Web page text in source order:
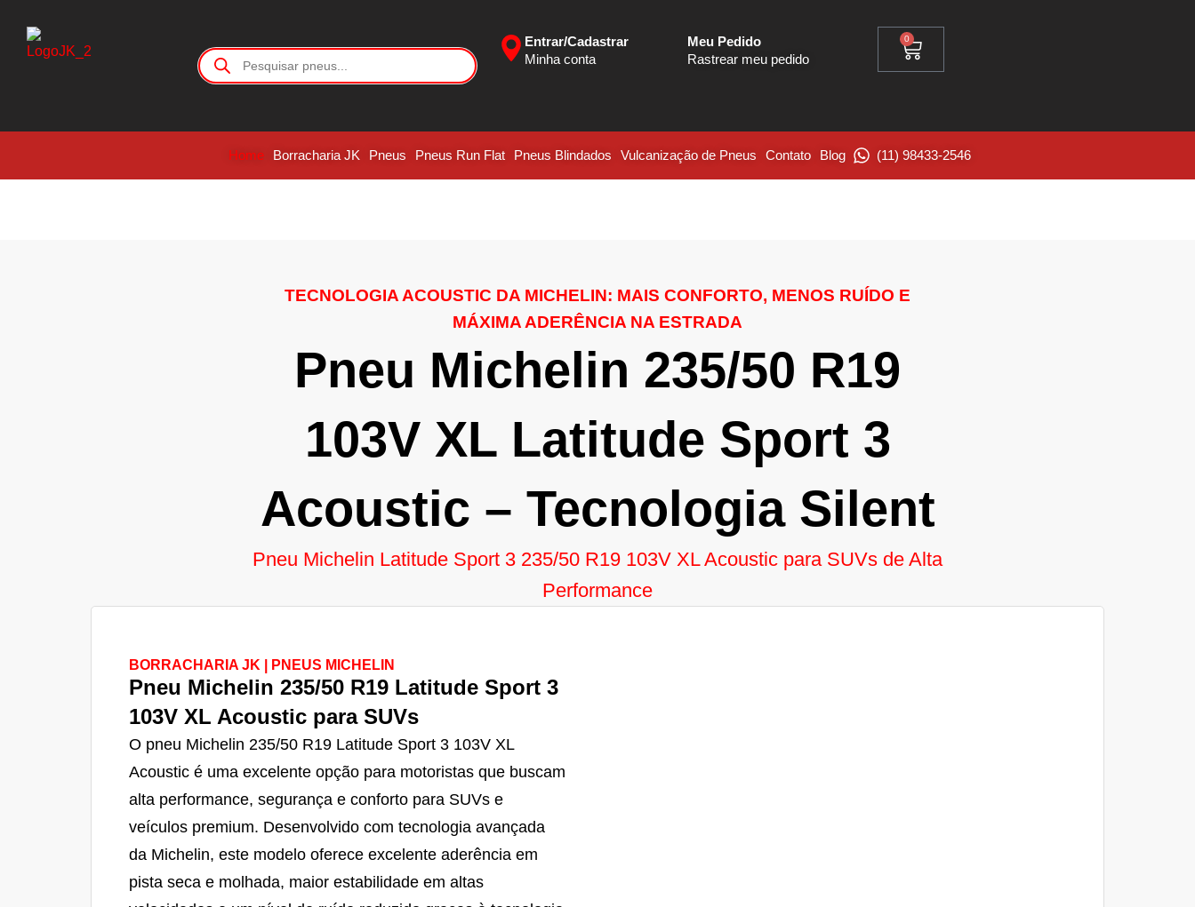
Entrar/Cadastrar
Minha conta
Meu Pedido
Rastrear meu pedido
0
Home Borracharia JK Pneus Pneus Run Flat Pneus Blindados Vulcanização de Pneus Contato Blog (11) 98433-2546
TECNOLOGIA ACOUSTIC DA MICHELIN: MAIS CONFORTO, MENOS RUÍDO E
MÁXIMA ADERÊNCIA NA ESTRADA
Pneu Michelin 235/50 R19
103V XL Latitude Sport 3
Acoustic – Tecnologia Silent
Pneu Michelin Latitude Sport 3 235/50 R19 103V XL Acoustic para SUVs de Alta
Performance
BORRACHARIA JK | PNEUS MICHELIN
Pneu Michelin 235/50 R19 Latitude Sport 3
103V XL Acoustic para SUVs
O pneu Michelin 235/50 R19 Latitude Sport 3 103V XL
Acoustic é uma excelente opção para motoristas que buscam
alta performance, segurança e conforto para SUVs e
veículos premium. Desenvolvido com tecnologia avançada
da Michelin, este modelo oferece excelente aderência em
pista seca e molhada, maior estabilidade em altas